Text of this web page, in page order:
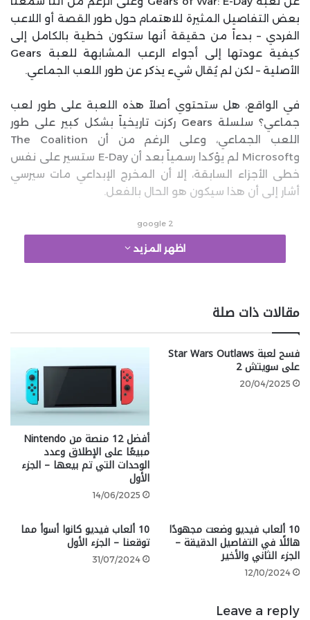
بعض التفاصيل المثيرة للاهتمام حول طور القصة أو اللاعب
الفردي – بدءاً من حقيقة أنها ستكون خطية بالكامل إلى
كيفية عودتها إلى أجواء الرعب المشابهة للعبة Gears
الأصلية – لكن لم يُقال شيء يذكر عن طور اللعب الجماعي.
في الواقع، هل ستحتوي أصلاً هذه اللعبة على طور لعب
جماعي؟ سلسلة Gears ركزت تاريخياً بشكل كبير على طور
اللعب الجماعي، وعلى الرغم من أن The Coalition
وMicrosoft لم يؤكدا رسمياً بعد أن E-Day ستسير على نفس
خطى الأجزاء السابقة، إلا أن المخرج الإبداعي مات سيرسي
أشار إلى أن هذا سيكون هو الحال بالفعل.
google 2
ستضم نمط لعب جماعي، إلا أنه ذكر أنه باعتبارها اللعبة
الرئيسية التالية في السلسلة، ستقدم نوعًا من التنوع في
الأنماط التي يتوقعها اللاعبون من Gears.
أود أن أقول، هذه هي لعبة Gears
الرئيسية التالية. لدى Gears حمض
نووي واضح جدًا لأنماط اللعب، لذا
يمكنك على الأرجح توقع إلى أين
سنذهب مع لعبة E-Day.
X/S والحاسب الشخصي. لم يتم الإعلان عن نافذة إصدار
اظهر المزيد
مقالات ذات صلة
فسح لعبة Star Wars Outlaws
على سويتش 2
20/04/2025
أفضل 12 منصة من Nintendo
مبيعًا على الإطلاق وعدد
الوحدات التي تم بيعها – الجزء
الأول
14/06/2025
10 ألعاب فيديو وضعت مجهودًا
هائلًا في التفاصيل الدقيقة –
الجزء الثاني والأخير
12/10/2024
10 ألعاب فيديو كانوا أسوأ مما
توقعنا – الجزء الأول
31/07/2024
Leave a reply